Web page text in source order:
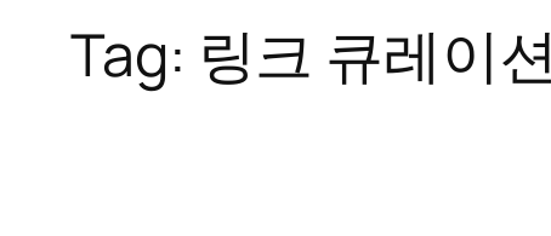
Tag: 링크 큐레이션